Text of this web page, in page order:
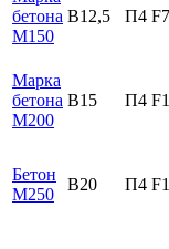
бетона
М150
В12,5 П4
Марка
бетона
M200
В15 П4
Бетон
М250
В20 П4